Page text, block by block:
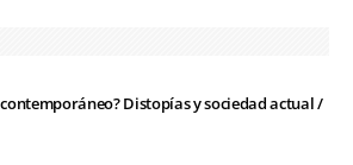
Distopías y sociedad actual /